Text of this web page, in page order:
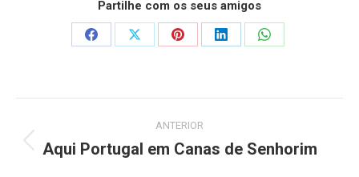
Partilhe com os seus amigos
Share
Share
Share
Share
Share
navigation
ANTERIOR
Previous
Aqui Portugal em Canas de Senhorim